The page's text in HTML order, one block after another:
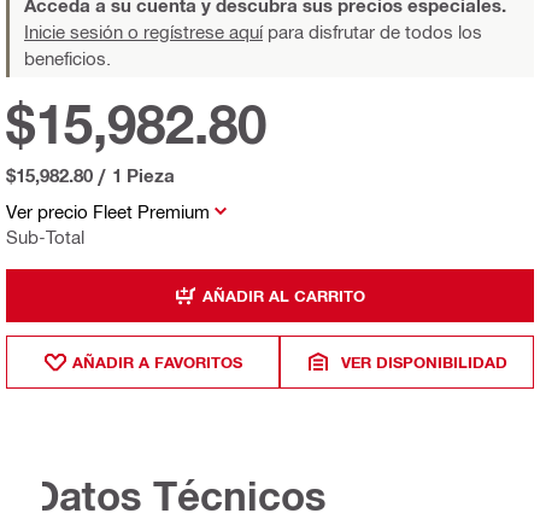
Acceda a su cuenta y descubra sus precios especiales.
Inicie sesión o regístrese aquípara disfrutar de todos los
beneficios.
Ver precio Fleet Premium
Sub-Total
$15,982.80
$15,982.80 / 1 Pieza
AÑADIR AL CARRITO
AÑADIR A FAVORITOS VER DISPONIBILIDAD
Datos Técnicos